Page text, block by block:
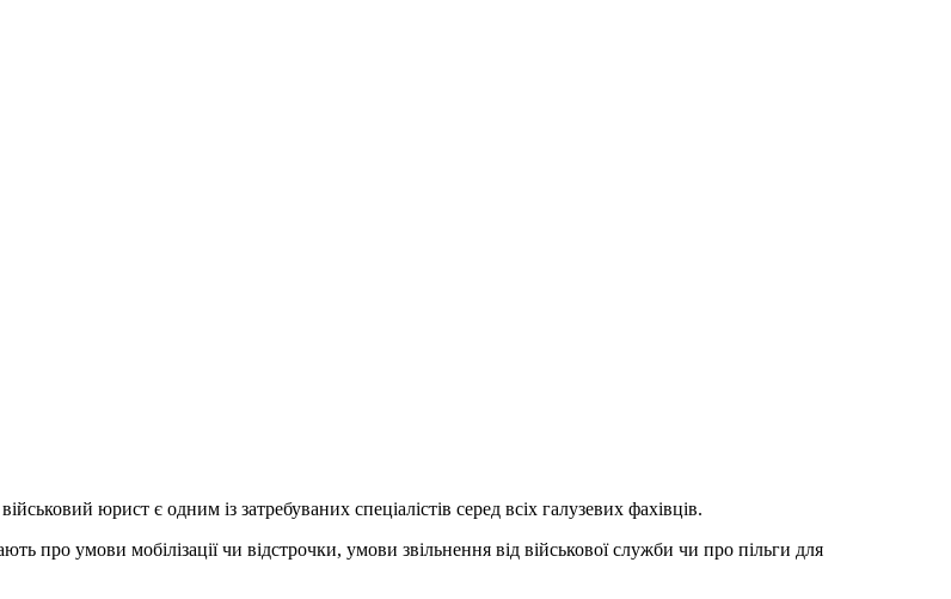
юрист є одним із затребуваних спеціалістів серед всіх галузевих фахівців.
про умови мобілізації чи відстрочки, умови звільнення від військової служби чи про пільги для